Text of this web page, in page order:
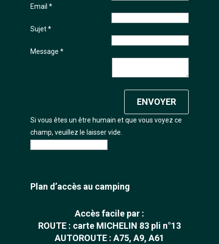
Email*
Sujet*
Message*
Si vous êtes un être humain et que vous voyez ce
champ, veuillez le laisser vide.
Plan d’accès au camping
Accès facile par :
ROUTE : carte MICHELIN 83 pli n°13
AUTOROUTE : A75, A9, A61